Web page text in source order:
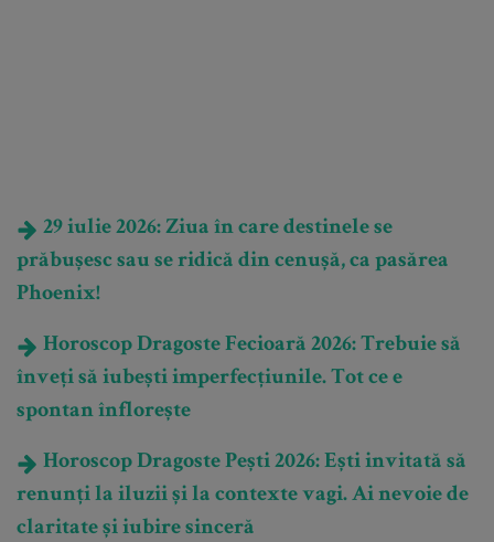
29 iulie 2026: Ziua în care destinele se
prăbușesc sau se ridică din cenușă, ca pasărea
Phoenix!
Horoscop Dragoste Fecioară 2026: Trebuie să
înveți să iubești imperfecțiunile. Tot ce e
spontan înflorește
Horoscop Dragoste Pești 2026: Ești invitată să
renunți la iluzii și la contexte vagi. Ai nevoie de
claritate și iubire sinceră